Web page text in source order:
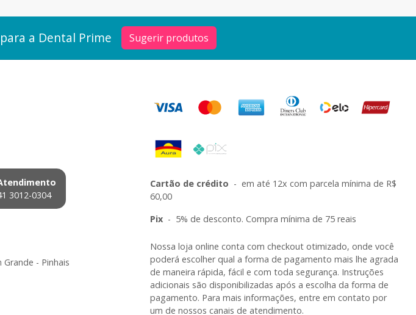
a Dental Prime Sugerir produtos
3012-0304
- Pinhais
Cartão de crédito - em até 12x com parcela mínima de R$
60,00
Pix - 5% de desconto. Compra mínima de 75 reais
Nossa loja online conta com checkout otimizado, onde você
poderá escolher qual a forma de pagamento mais lhe agrada
de maneira rápida, fácil e com toda segurança. Instruções
adicionais são disponibilizadas após a escolha da forma de
pagamento. Para mais informações, entre em contato por
um de nossos canais de atendimento.